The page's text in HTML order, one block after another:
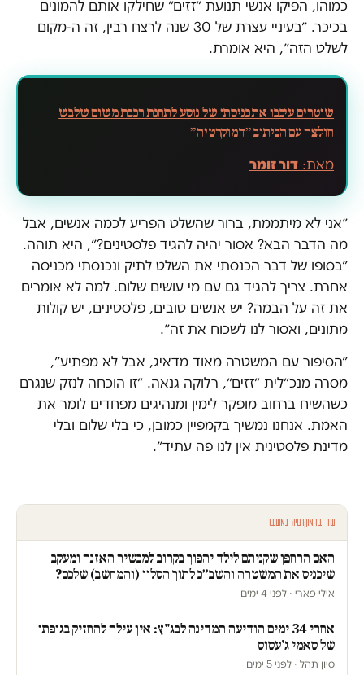
כמוהו, הפיקו אנשי תנועת ״זזים״ שחילקו אותם להמונים
בכיכר. ״בעיניי עצרת של 30 שנה לרצח רבין, זה ה-מקום
לשלט הזה״, היא אומרת.
שוטרים עיכבו את כניסתו של נוסע לתחנת רכבת משום שלבש
חולצה עם הכיתוב ״דמוקרטיה״
מאת: דור זומר
״אני לא מיתממת, ברור שהשלט הפריע לכמה אנשים, אבל
מה הדבר הבא? אסור יהיה להגיד פלסטינים?״, היא תוהה.
״בסופו של דבר הכנסתי את השלט לתיק ונכנסתי מכניסה
אחרת. צריך להגיד גם עם מי עושים שלום. למה לא אומרים
את זה על הבמה? יש אנשים טובים, פלסטינים, יש קולות
מתונים, ואסור לנו לשכוח את זה״.
״הסיפור עם המשטרה מאוד מדאיג, אבל לא מפתיע״,
מסרה מנכ״לית ״זזים״, רלוקה גנאה. ״זו הוכחה לנזק שנגרם
כשהשיח ברחוב מופקר לימין ומנהיגים מפחדים לומר את
האמת. אנחנו נמשיך בקמפיין כמובן, כי בלי שלום ובלי
מדינת פלסטינית אין לנו פה עתיד״.
עוד בדמוקרטיה במשבר
האם הרחפן שקניתם לילד יהפוך בקרוב למכשיר האזנה ומעקב
שיכניס את המשטרה והשב״כ לתוך הסלון (והמחשב) שלכם?
אילי פארי · לפני 4 ימים
אחרי 34 ימים הודיעה המדינה לבג"ץ: אין עילה להחזיק בגופתו
של סאמי ג'עסוס
סיון תהל · לפני 5 ימים